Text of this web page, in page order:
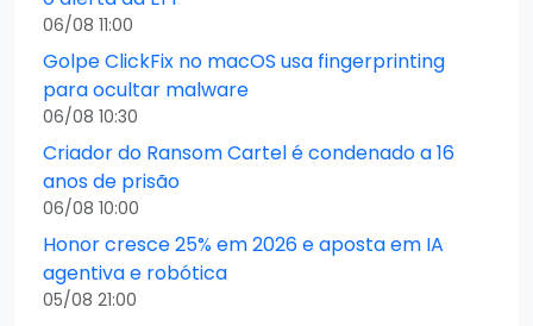
06/08 11:00
Golpe ClickFix no macOS usa fingerprinting
para ocultar malware
06/08 10:30
Criador do Ransom Cartel é condenado a 16
anos de prisão
06/08 10:00
Honor cresce 25% em 2026 e aposta em IA
agentiva e robótica
05/08 21:00